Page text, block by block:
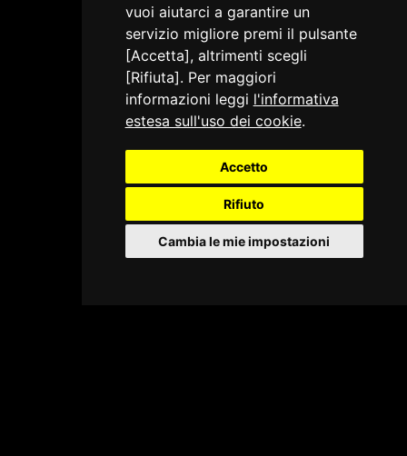
vuoi aiutarci a garantire un
servizio migliore premi il pulsante
[Accetta], altrimenti scegli
[Rifiuta]. Per maggiori
informazioni leggi l'informativa
estesa sull'uso dei cookie.
Accetto
Rifiuto
Cambia le mie impostazioni